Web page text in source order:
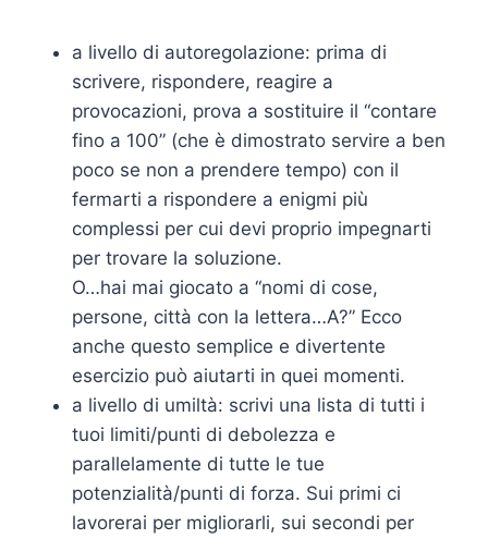
a livello di autoregolazione: prima di
scrivere, rispondere, reagire a
provocazioni, prova a sostituire il “contare
fino a 100” (che è dimostrato servire a ben
poco se non a prendere tempo) con il
fermarti a rispondere a enigmi più
complessi per cui devi proprio impegnarti
per trovare la soluzione.
O…hai mai giocato a “nomi di cose,
persone, città con la lettera…A?” Ecco
anche questo semplice e divertente
esercizio può aiutarti in quei momenti.
a livello di umiltà: scrivi una lista di tutti i
tuoi limiti/punti di debolezza e
parallelamente di tutte le tue
potenzialità/punti di forza. Sui primi ci
lavorerai per migliorarli, sui secondi per